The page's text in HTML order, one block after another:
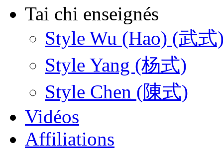
Tai chi enseignés
Style Wu (Hao) (武式
Style Yang (杨式)
Style Chen (陳式)
Vidéos
Affiliations